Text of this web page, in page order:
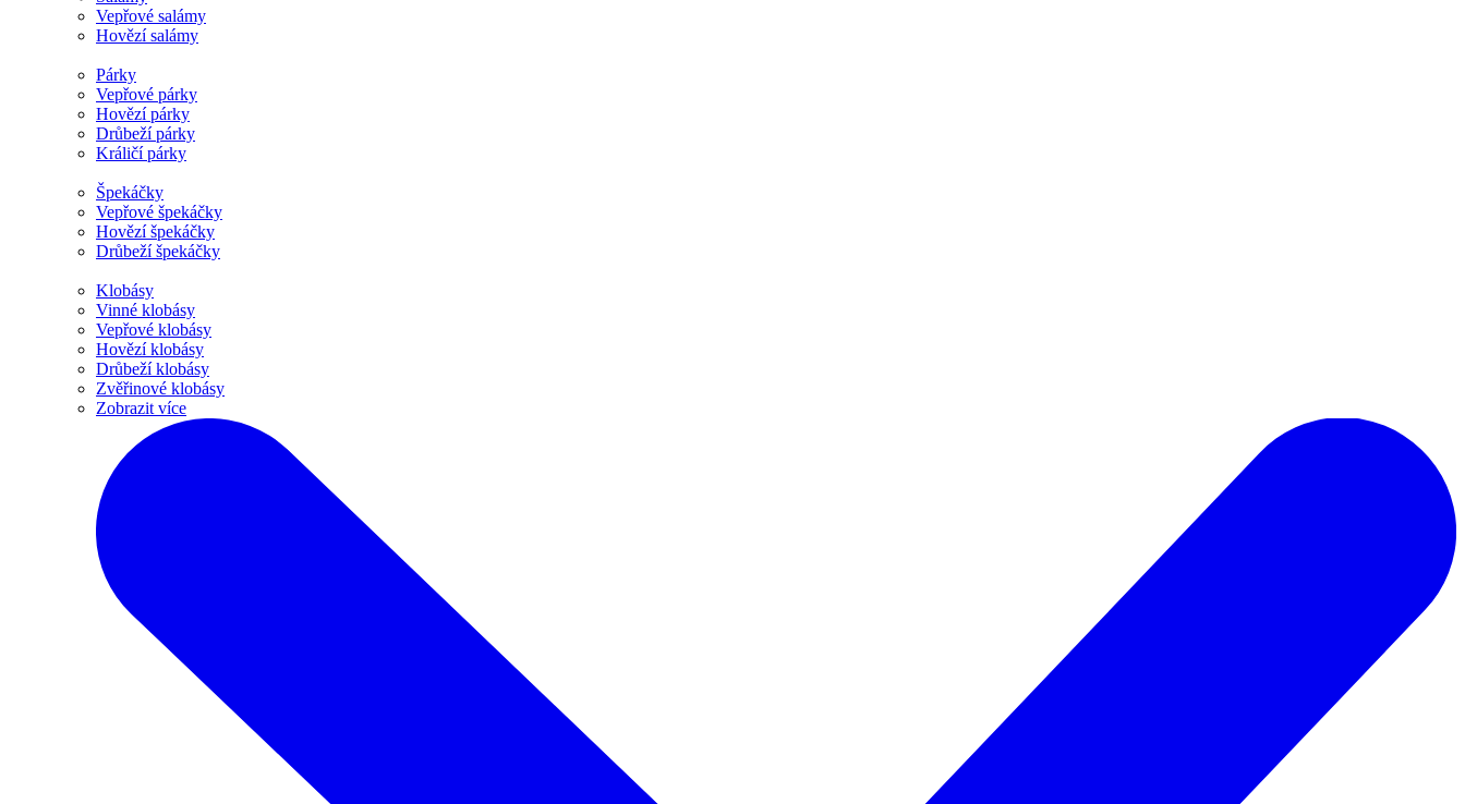
Vepřové salámy
Hovězí salámy
Párky
Vepřové párky
Hovězí párky
Drůbeží párky
Králičí párky
Špekáčky
Vepřové špekáčky
Hovězí špekáčky
Drůbeží špekáčky
Klobásy
Vinné klobásy
Vepřové klobásy
Hovězí klobásy
Drůbeží klobásy
Zvěřinové klobásy
Zobrazit více